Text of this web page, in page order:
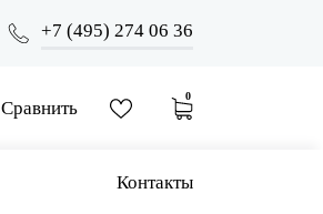
+7 (495) 274 06 36
Сравнить
0
Контакты